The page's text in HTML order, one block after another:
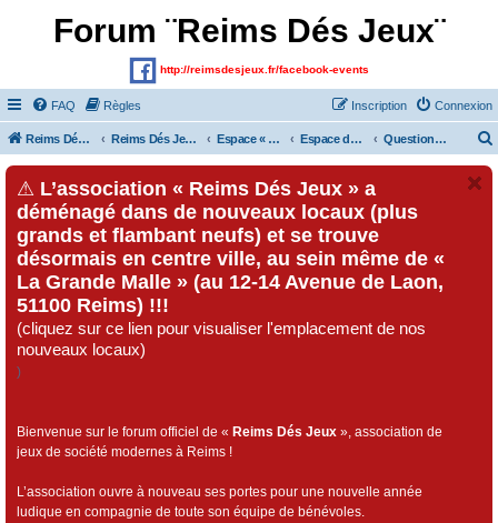
Forum ¨Reims Dés Jeux¨
http://reimsdesjeux.fr/facebook-events
FAQ Règles Connexion
Inscription
Reims Dés Jeux (Site) Reims Dés Jeux (Forum) Espace « Visiteurs » et inscrits au forum Espace dédié au « Festival Dés Jeux», organisé par l'association « Reims Dés Jeux » !!! Questions / Réponses
⚠ L’association « Reims Dés Jeux » a
déménagé dans de nouveaux locaux (plus
grands et flambant neufs) et se trouve
désormais en centre ville, au sein même de «
La Grande Malle » (au 12-14 Avenue de Laon,
51100 Reims) !!!
(cliquez sur ce lien pour visualiser l'emplacement de nos
nouveaux locaux)
)
Bienvenue sur le forum officiel de « Reims Dés Jeux », association de
jeux de société modernes à Reims !
L’association ouvre à nouveau ses portes pour une nouvelle année
ludique en compagnie de toute son équipe de bénévoles.